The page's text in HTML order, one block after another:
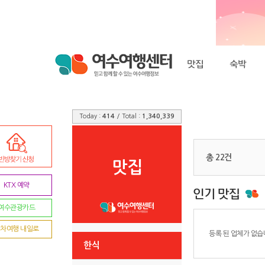
KTX 예약
수관광카드
여행 내일로
Today : 414 / Total : 1,340,339
맛집
한식
총 22건
등록 된 업체가 없습